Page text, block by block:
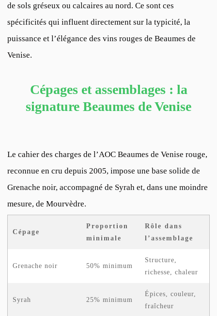
de sols gréseux ou calcaires au nord. Ce sont ces
spécificités qui influent directement sur la typicité, la
puissance et l’élégance des vins rouges de Beaumes de
Venise.
Cépages et assemblages : la
signature Beaumes de Venise
Le cahier des charges de l’AOC Beaumes de Venise rouge,
reconnue en cru depuis 2005, impose une base solide de
Grenache noir, accompagné de Syrah et, dans une moindre
mesure, de Mourvèdre.
Cépage
Proportion
minimale
Rôle dans
l’assemblage
Grenache noir 50% minimum
Structure,
richesse, chaleur
Syrah 25% minimum
Épices, couleur,
fraîcheur